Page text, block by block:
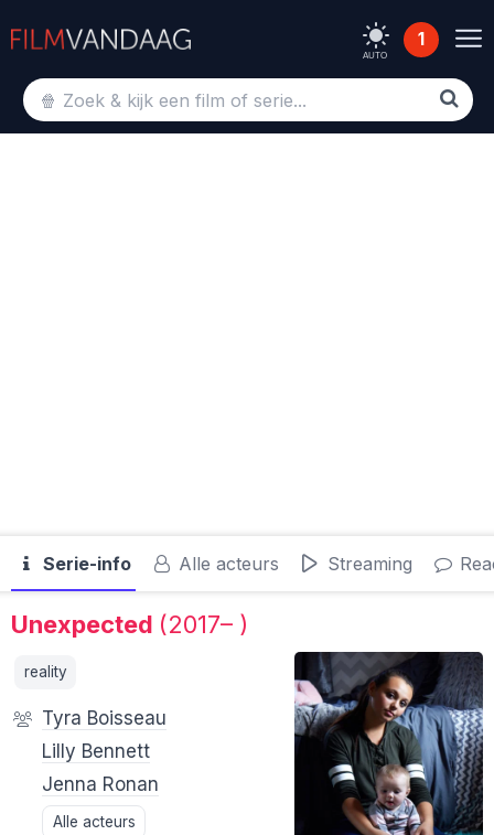
AUTO
1
Serie-info Alle acteurs Streaming
Unexpected (2017– )
reality
Tyra Boisseau
Lilly Bennett
Jenna Ronan
Alle acteurs